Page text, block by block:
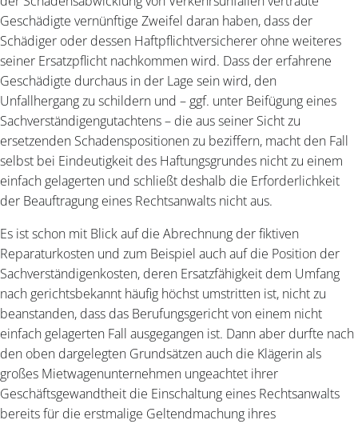
Geschädigte vernünftige Zweifel daran haben, dass der
Schädiger oder dessen Haftpflichtversicherer ohne weiteres
seiner Ersatzpflicht nachkommen wird. Dass der erfahrene
Geschädigte durchaus in der Lage sein wird, den
Unfallhergang zu schildern und – ggf. unter Beifügung eines
Sachverständigengutachtens – die aus seiner Sicht zu
ersetzenden Schadenspositionen zu beziffern, macht den Fall
selbst bei Eindeutigkeit des Haftungsgrundes nicht zu einem
einfach gelagerten und schließt deshalb die Erforderlichkeit
der Beauftragung eines Rechtsanwalts nicht aus.
Es ist schon mit Blick auf die Abrechnung der fiktiven
Reparaturkosten und zum Beispiel auch auf die Position der
Sachverständigenkosten, deren Ersatzfähigkeit dem Umfang
nach gerichtsbekannt häufig höchst umstritten ist, nicht zu
beanstanden, dass das Berufungsgericht von einem nicht
einfach gelagerten Fall ausgegangen ist. Dann aber durfte nach
den oben dargelegten Grundsätzen auch die Klägerin als
großes Mietwagenunternehmen ungeachtet ihrer
Geschäftsgewandtheit die Einschaltung eines Rechtsanwalts
bereits für die erstmalige Geltendmachung ihres